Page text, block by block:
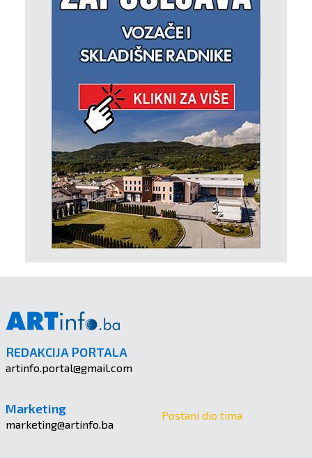
REDAKCIJA PORTALA
artinfo.portal@gmail.com
Marketing
marketing@artinfo.ba
Postani dio tima